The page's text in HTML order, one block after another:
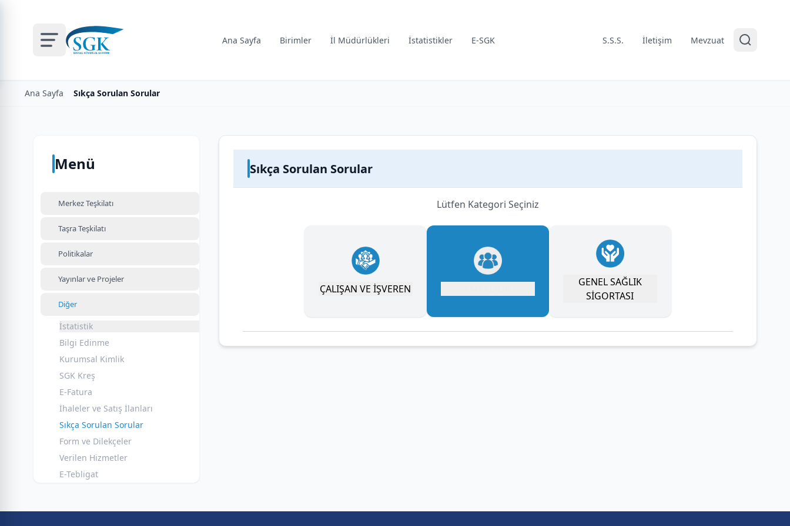
Ana Sayfa Birimler İl Müdürlükleri İstatistikler E-SGK S.S.S. İletişim Mevzuat
Ana Sayfa Sıkça Sorulan Sorular
Menü
Merkez Teşkilatı
Taşra Teşkilatı
Politikalar
Yayınlar ve Projeler
Diğer
İstatistik
Bilgi Edinme
Kurumsal Kimlik
SGK Kreş
E-Fatura
İhaleler ve Satış İlanları
Sıkça Sorulan Sorular
Form ve Dilekçeler
Verilen Hizmetler
E-Tebligat
Sıkça Sorulan Sorular
Lütfen Kategori Seçiniz
ÇALIŞAN VE İŞVEREN
GENEL SAĞLIK
SİGORTASI